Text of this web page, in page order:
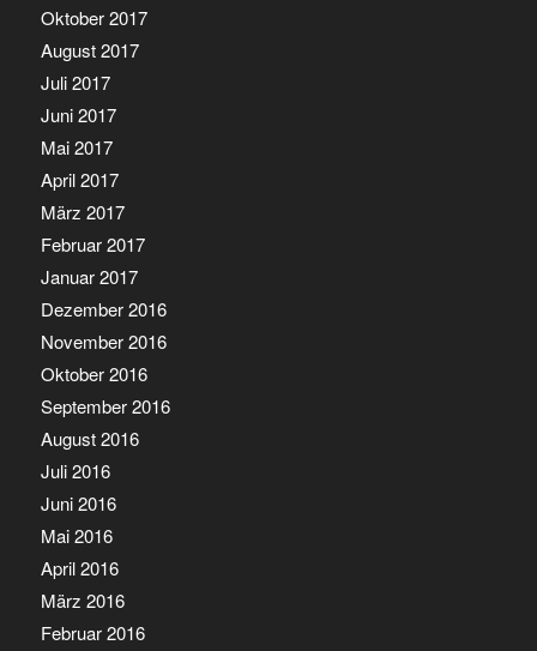
Oktober 2017
August 2017
Juli 2017
Juni 2017
Mai 2017
April 2017
März 2017
Februar 2017
Januar 2017
Dezember 2016
November 2016
Oktober 2016
September 2016
August 2016
Juli 2016
Juni 2016
Mai 2016
April 2016
März 2016
Februar 2016